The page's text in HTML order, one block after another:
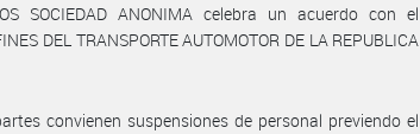
SOCIEDAD ANONIMA celebra un acuerdo con el
DEL TRANSPORTE AUTOMOTOR DE LA REPUBLICA
convienen suspensiones de personal previendo el